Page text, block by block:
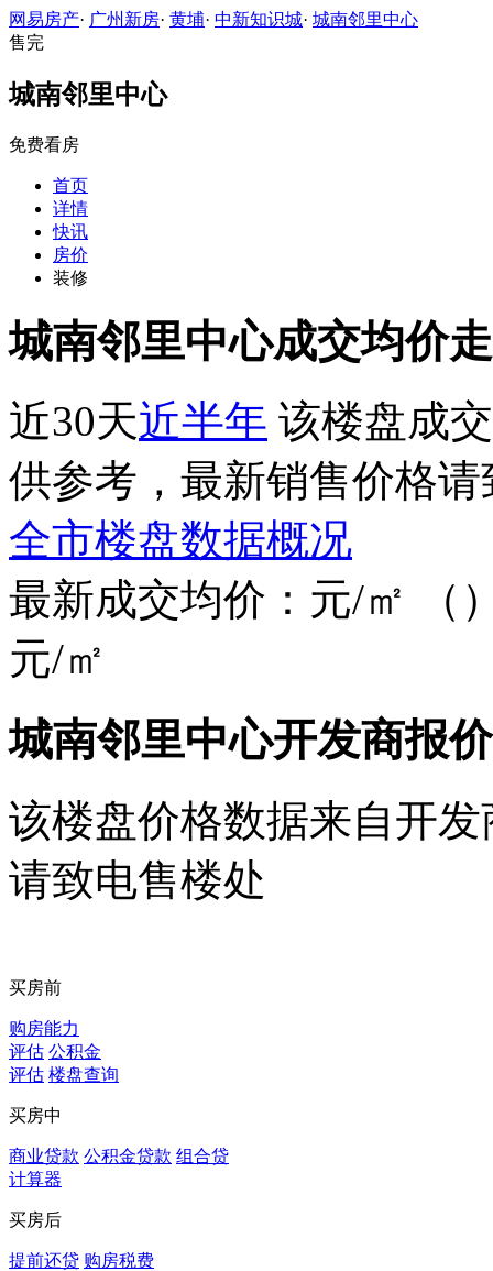
网易房产· 广州新房· 黄埔· 中新知识城· 城南邻里中心
售完
城南邻里中心
免费看房
首页
详情
快讯
房价
装修
城南邻里中心成交均价
近30天近半年 该楼盘成
供参考，最新销售价格
全市楼盘数据概况
最新成交均价： 元/㎡ （
元/㎡
城南邻里中心开发商报
该楼盘价格数据来自开
请致电售楼处
买房前
购房能力
评估 公积金
评估 楼盘查询
买房中
商业贷款 公积金贷款 组合贷
计算器
买房后
提前还贷 购房税费